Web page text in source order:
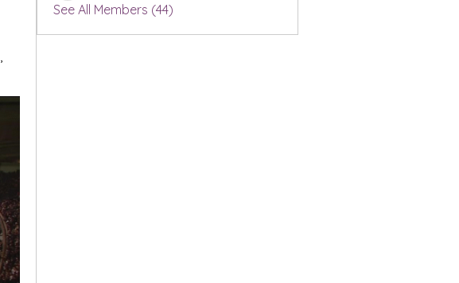
See All Members (44)